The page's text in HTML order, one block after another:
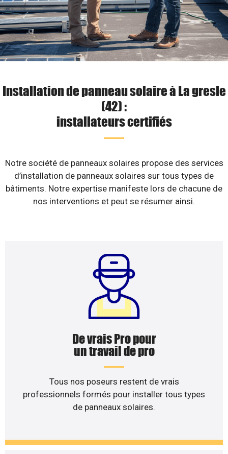
Installation de panneau solaire à La gresle
(42) :
installateurs certifiés
Notre société de panneaux solaires propose des services
d’installation de panneaux solaires sur tous types de
bâtiments. Notre expertise manifeste lors de chacune de
nos interventions et peut se résumer ainsi.
De vrais Pro pour
un travail de pro
Tous nos poseurs restent de vrais
professionnels formés pour installer tous types
de panneaux solaires.